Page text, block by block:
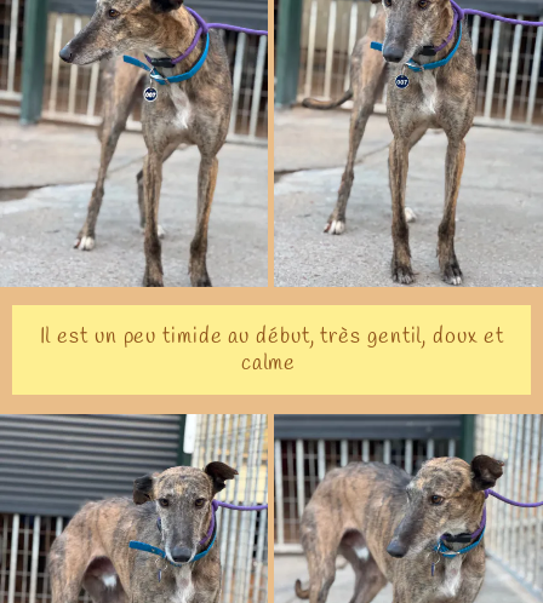
Il est un peu timide au début, très gentil, doux et
calme